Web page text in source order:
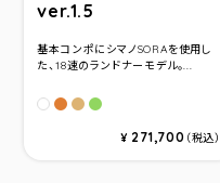
ver.1.5
基本コンポにシマノSORAを使用し
た、18速のランドナーモデル。...
パールホワイト
ボンバーオレンジ
ユーロブラウン
グリーン
¥ 271,700 （税込）